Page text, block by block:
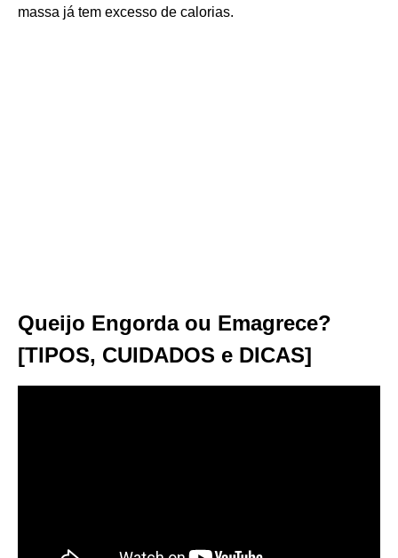
massa já tem excesso de calorias.
Queijo Engorda ou Emagrece?
[TIPOS, CUIDADOS e DICAS]